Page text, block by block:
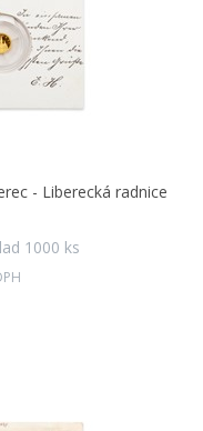
- Liberecká radnice
1000 ks